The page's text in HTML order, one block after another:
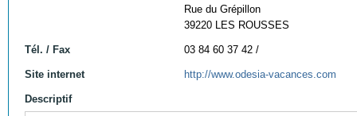
Rue du Grépillon
39220 LES ROUSSES
Tél. / Fax 03 84 60 37 42 /
Site internet http://www.odesia-vacances.com
Descriptif